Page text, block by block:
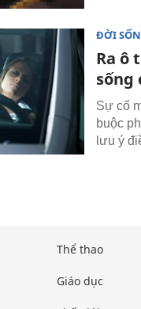
ĐỜI
Ra ô
sống
Sự cố
buộc
lưu ý
Thể thao
Giáo dục